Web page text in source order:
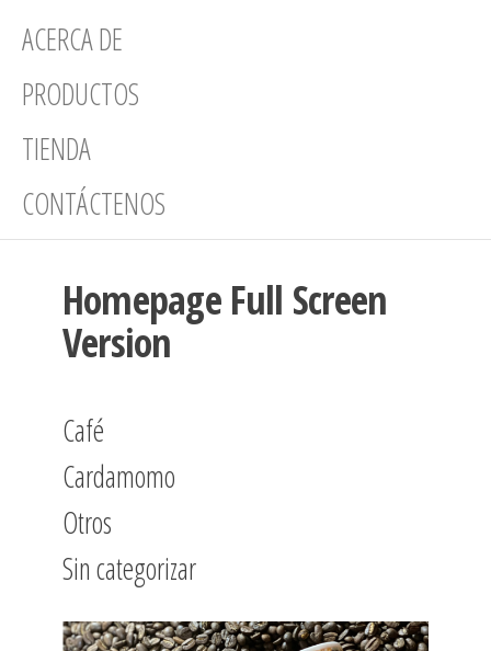
ACERCA DE
PRODUCTOS
TIENDA
CONTÁCTENOS
Homepage Full Screen
Version
Café
Cardamomo
Otros
Sin categorizar